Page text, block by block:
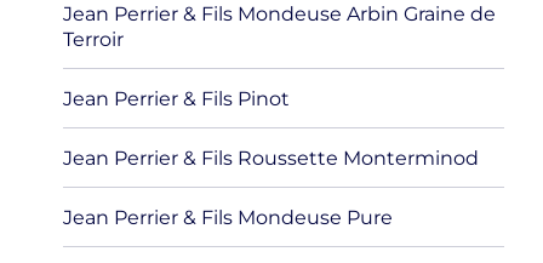
Jean Perrier & Fils Mondeuse Arbin Graine de
Terroir
Jean Perrier & Fils Pinot
Jean Perrier & Fils Roussette Monterminod
Jean Perrier & Fils Mondeuse Pure